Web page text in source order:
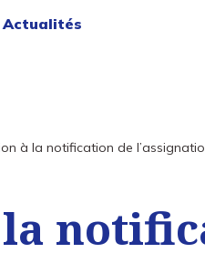
Actualités
à la notification de